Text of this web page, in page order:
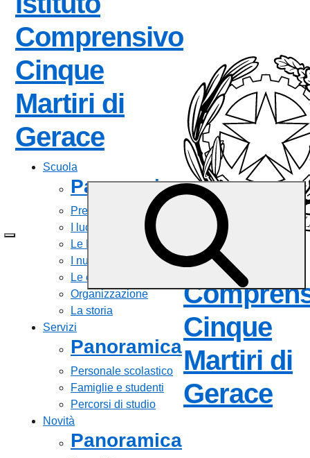
Comprensivo
Cinque
Martiri di
Gerace— Visita la
Scuola
Panoramica
Presentazione
I luoghi
Le Persone
I numeri della scuola
Le carte della scuola
Organizzazione
La storia
Servizi
Panoramica
Personale scolastico
Famiglie e studenti
Percorsi di studio
Novità
Panoramica
Istituto
Cinque
Martiri di
Gerace—